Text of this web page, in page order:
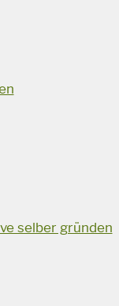
selber gründen